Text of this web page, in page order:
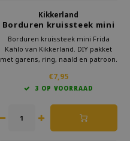
Kikkerland
Borduren kruissteek mini
Frida Kahlo
Borduren kruissteek mini Frida
Kahlo van Kikkerland. DIY pakket
met garens, ring, naald en patroon.
beginners. Bestel bij Kado in Huis
en borduur een kleurrijk eerbetoon
€7,95
3 OP VOORRAAD